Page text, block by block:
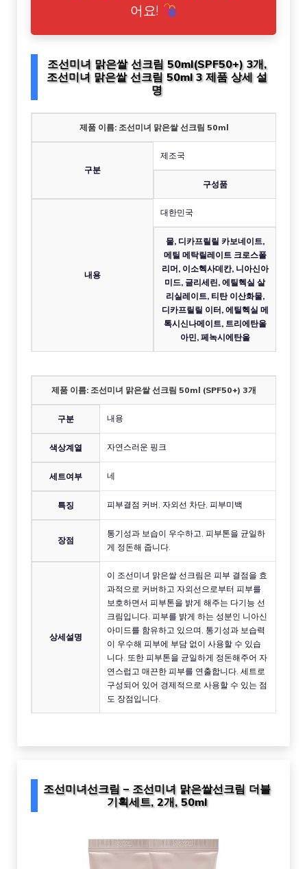
어요!
조선미녀 맑은쌀 선크림 50ml(SPF50+) 3개,
조선미녀 맑은쌀 선크림 50ml 3 제품 상세 설
명
제품 이름: 조선미녀 맑은쌀 선크림 50ml
구분
제조국
구성품
내용
대한민국
물, 디카프릴릴 카보네이트,
메틸 메탁릴레이트 크로스폴
리머, 이소헥사데칸, 니아신아
미드, 글리세린, 에틸헥실 살
리실레이트, 티탄 이산화물,
디카프릴릴 이터, 에틸헥실 메
톡시신나메이트, 트리에탄올
아민, 페녹시에탄올
제품 이름: 조선미녀 맑은쌀 선크림 50ml (SPF50+) 3개
구분 내용
색상계열 자연스러운 핑크
세트여부 네
특징 피부결점 커버, 자외선 차단, 피부미백
장점
통기성과 보습이 우수하고, 피부톤을 균일하
게 정돈해 줍니다.
상세설명
이 조선미녀 맑은쌀 선크림은 피부 결점을 효
과적으로 커버하고 자외선으로부터 피부를
보호하면서 피부톤을 밝게 해주는 다기능 선
크림입니다. 피부를 밝게 하는 성분인 니아신
아미드를 함유하고 있으며, 통기성과 보습력
이 우수해 피부에 부담 없이 사용할 수 있습
니다. 또한 피부톤을 균일하게 정돈해주어 자
연스럽고 매끈한 피부를 연출합니다. 세트로
구성되어 있어 경제적으로 사용할 수 있는 점
도 장점입니다.
조선미녀선크림 – 조선미녀 맑은쌀선크림 더블
기획세트, 2개, 50ml